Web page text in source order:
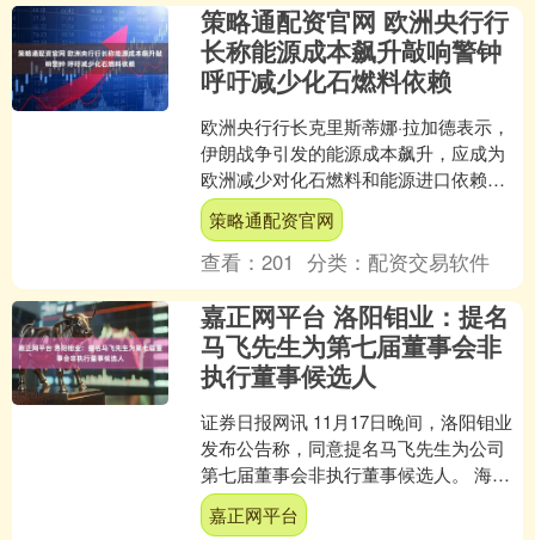
策略通配资官网 欧洲央行行
长称能源成本飙升敲响警钟
呼吁减少化石燃料依赖
欧洲央行行长克里斯蒂娜·拉加德表示，
伊朗战争引发的能源成本飙升，应成为
欧洲减少对化石燃料和能源进口依赖的
警钟。 欧洲约60%的能源依赖进口，且
几乎全部为化石燃料....
策略通配资官网
查看：201 分类： 配资交易软件
嘉正网平台 洛阳钼业：提名
马飞先生为第七届董事会非
执行董事候选人
证券日报网讯 11月17日晚间，洛阳钼业
发布公告称，同意提名马飞先生为公司
第七届董事会非执行董事候选人。 海量
资讯、精准解读，尽在新浪财经APP....
嘉正网平台